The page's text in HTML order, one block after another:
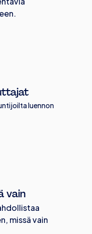
luennon
vain
missä vain